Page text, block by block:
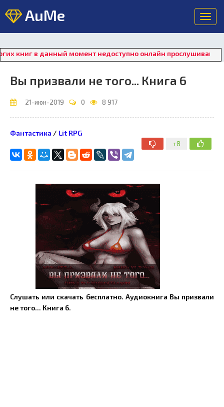
AuMe
данный момент недоступно онлайн прослушивание. Для
Вы призвали не того... Книга 6
21-июн-2019 0 8 917
+8
Фантастика / Lit RPG
Слушать или скачать бесплатно. Аудиокнига Вы призвали
не того... Книга 6.